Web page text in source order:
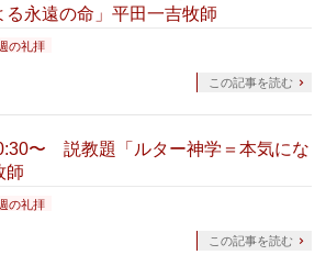
る永遠の命」平田一吉牧師
の礼拝
この記事を読む
〜 説教題「ルター神学＝本気にな
師
の礼拝
この記事を読む